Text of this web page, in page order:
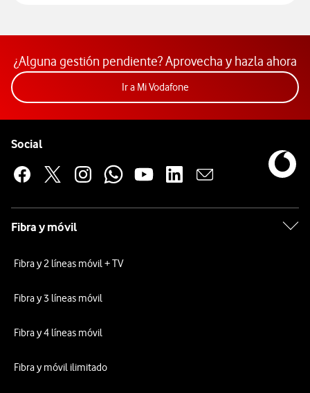
¿Alguna gestión pendiente? Aprovecha y hazla ahora
Ir a Mi VodafoneAcceder a la app Mi
Social
Fibra y móvil
Fibra y 2 líneas móvil + TV
Fibra y 3 líneas móvil
Fibra y 4 líneas móvil
Fibra y móvil ilimitado